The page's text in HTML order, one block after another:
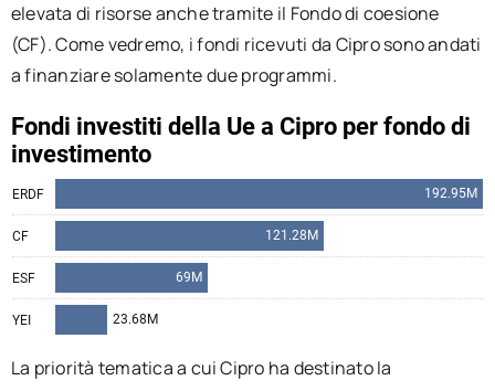
elevata di risorse anche tramite il Fondo di coesione
(CF). Come vedremo, i fondi ricevuti da Cipro sono andati
a finanziare solamente due programmi.
La priorità tematica a cui Cipro ha destinato la